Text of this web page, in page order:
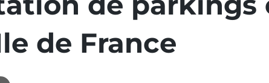
de France